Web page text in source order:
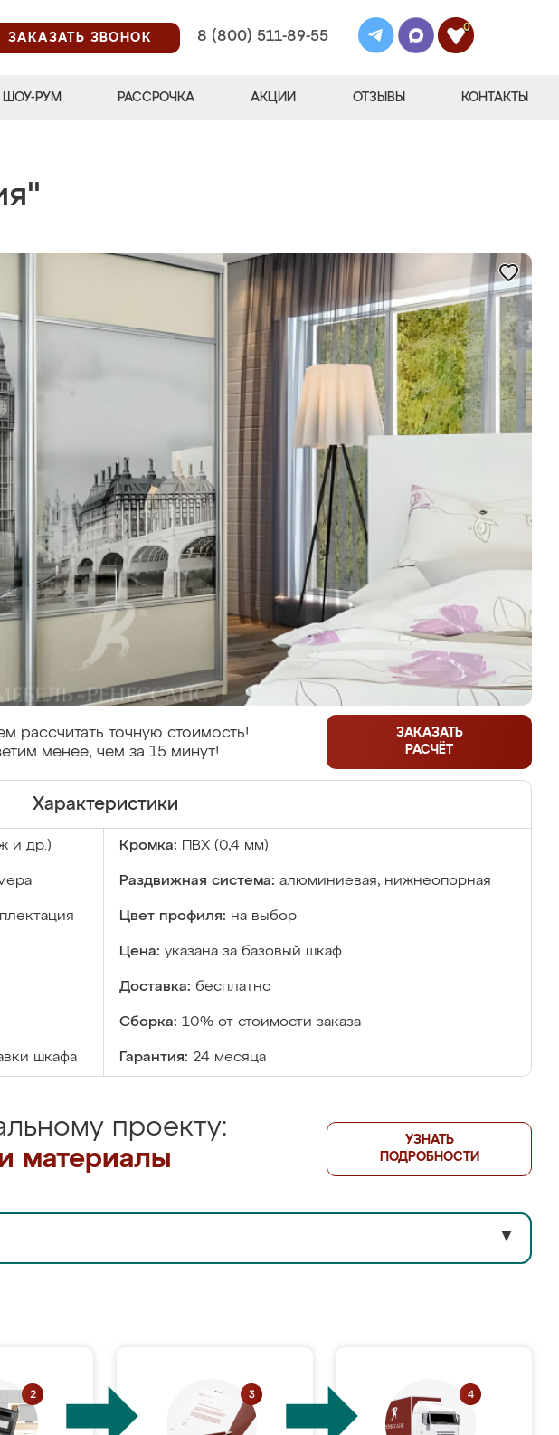
ЗАКАЗАТЬ ЗВОНОК
8 (800) 511-89-55
0
ШОУ-РУМ РАССРОЧКА АКЦИИ ОТЗЫВЫ КОНТАКТЫ
рассчитать точную стоимость!
менее, чем за 15 минут!
ЗАКАЗАТЬ
РАСЧЁТ
Характеристики
и др.) Кромка: ПВХ (0,4 мм)
Раздвижная система: алюминиевая, нижнеопорная
Цвет профиля: на выбор
Цена: указана за базовый шкаф
Доставка: бесплатно
Сборка: 10% от стоимости заказа
шкафа Гарантия: 24 месяца
проекту:
материалы
УЗНАТЬ
ПОДРОБНОСТИ
▼